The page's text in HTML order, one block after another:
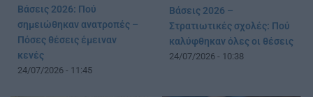
Βάσεις 2026: Πού
σημειώθηκαν ανατροπές –
Πόσες θέσεις έμειναν
κενές
24/07/2026 - 11:45
Βάσεις 2026 –
Στρατιωτικές σχολές: Πού
καλύφθηκαν όλες οι θέσεις
24/07/2026 - 10:38